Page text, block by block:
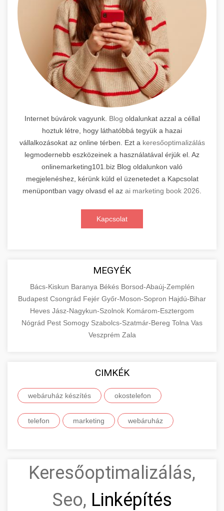
Internet búvárok vagyunk. Blog oldalunkat azzal a céllal
hoztuk létre, hogy láthatóbbá tegyük a hazai
vállalkozásokat az online térben. Ezt a keresőoptimalizálás
legmodernebb eszközeinek a használatával érjük el. Az
onlinemarketing101.biz Blog oldalunkon való
megjelenéshez, kérünk küld el üzenetedet a Kapcsolat
menüpontban vagy olvasd el az ai marketing book 2026
Kapcsolat
MEGYÉK
Bács-Kiskun Baranya Békés Borsod-Abaúj-Zemplén
Budapest Csongrád Fejér Győr-Moson-Sopron Hajdú-Bihar
Heves Jász-Nagykun-Szolnok Komárom-Esztergom
Nógrád Pest Somogy Szabolcs-Szatmár-Bereg Tolna Vas
Veszprém Zala
CIMKÉK
webáruház készítés okostelefon
telefon marketing webáruház
Keresőoptimalizálás,
Seo, Linképítés